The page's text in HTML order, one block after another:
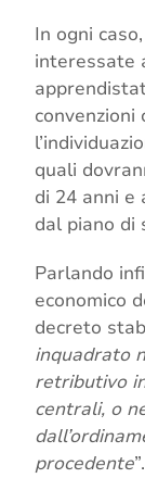
In ogni
interessate
quali
di 24 anni e
dal piano di
Parlando
economico
decreto
inquadrato
retributivo
centrali, o
procedente”.